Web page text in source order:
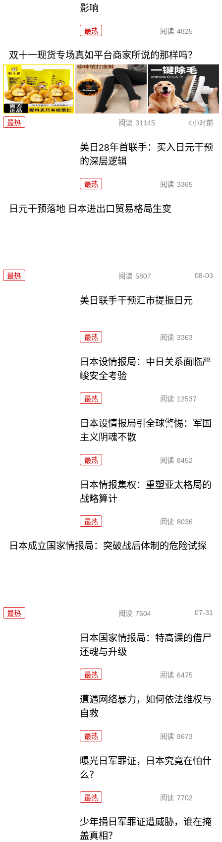
影响
最热 阅读 4825
双十一现货专场真如平台商家所说的那样吗？
最热 阅读 31145 4小时前
美日28年首联手：买入日元干预
的深层逻辑
最热 阅读 3365
日元干预落地 日本进出口贸易格局生变
最热 阅读 5807 08-03
美日联手干预汇市提振日元
最热 阅读 3363
日本设情报局：中日关系面临严
峻安全考验
最热 阅读 12537
日本设情报局引全球警惕：军国
主义阴魂不散
最热 阅读 8452
日本情报集权：重塑亚太格局的
战略算计
最热 阅读 8036
日本成立国家情报局：突破战后体制的危险试探
最热 阅读 7604 07-31
日本国家情报局：特高课的借尸
还魂与升级
最热 阅读 6475
遭遇网络暴力，如何依法维权与
自救
最热 阅读 8673
曝光日军罪证，日本究竟在怕什
么？
最热 阅读 7702
少年捐日军罪证遭威胁，谁在掩
盖真相？